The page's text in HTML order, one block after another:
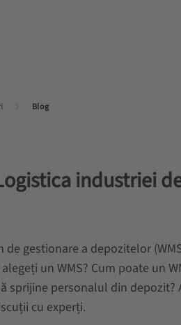
Blog
industriei
de gestionare a depozitelor
un WMS? Cum poate un
sprijine personalul din
cu experți.